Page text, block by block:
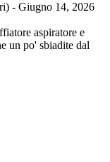
- Giugno 14, 2026
aspiratore e
un po' sbiadite dal